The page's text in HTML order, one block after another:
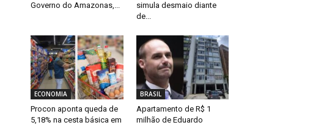
Governo do Amazonas,...
simula desmaio diante
de...
ECONOMIA
Procon aponta queda de
5,18% na cesta básica em
BRASIL
Apartamento de R$ 1
milhão de Eduardo